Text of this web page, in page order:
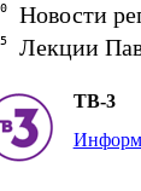
Новости
Лекции
ТВ-3